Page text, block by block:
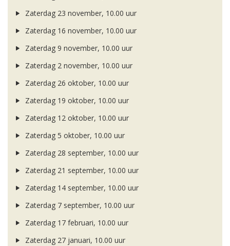
Zaterdag 23 november, 10.00 uur
Zaterdag 16 november, 10.00 uur
Zaterdag 9 november, 10.00 uur
Zaterdag 2 november, 10.00 uur
Zaterdag 26 oktober, 10.00 uur
Zaterdag 19 oktober, 10.00 uur
Zaterdag 12 oktober, 10.00 uur
Zaterdag 5 oktober, 10.00 uur
Zaterdag 28 september, 10.00 uur
Zaterdag 21 september, 10.00 uur
Zaterdag 14 september, 10.00 uur
Zaterdag 7 september, 10.00 uur
Zaterdag 17 februari, 10.00 uur
Zaterdag 27 januari, 10.00 uur